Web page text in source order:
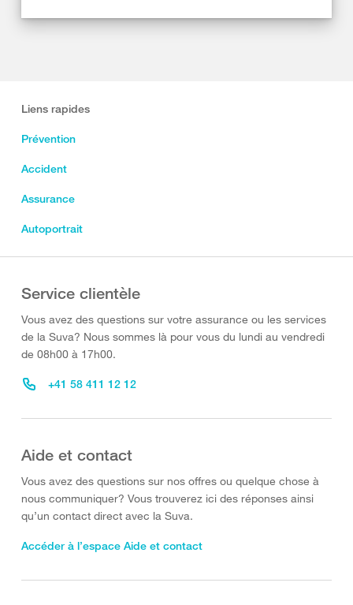
Liens rapides
Prévention
Accident
Assurance
Autoportrait
Service clientèle
Vous avez des questions sur votre assurance ou les services
de la Suva? Nous sommes là pour vous du lundi au vendredi
de 08h00 à 17h00.
+41 58 411 12 12
Aide et contact
Vous avez des questions sur nos offres ou quelque chose à
nous communiquer? Vous trouverez ici des réponses ainsi
qu’un contact direct avec la Suva.
Accéder à l’espace Aide et contact